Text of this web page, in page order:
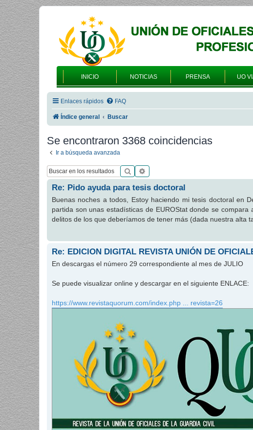
INICIO NOTICIAS PRENSA UO
Enlaces rápidos FAQ
Índice general Buscar
Se encontraron 3368 coincidencias
Ir a búsqueda avanzada
Buscar
Re: Pido ayuda para tesis doctoral
Buenas noches a todos, Estoy haciendo mi tesis doctoral en
partida son unas estadísticas de EUROStat donde se
delitos de los que deberíamos de tener más (dada nuestra alta
Re: EDICION DIGITAL REVISTA UNIÓN DE
En descargas el número 29 correspondiente al mes de JULIO
Se puede visualizar online y descargar en el siguiente ENLACE:
https://www.revistaquorum.com/index.php ... revista=26